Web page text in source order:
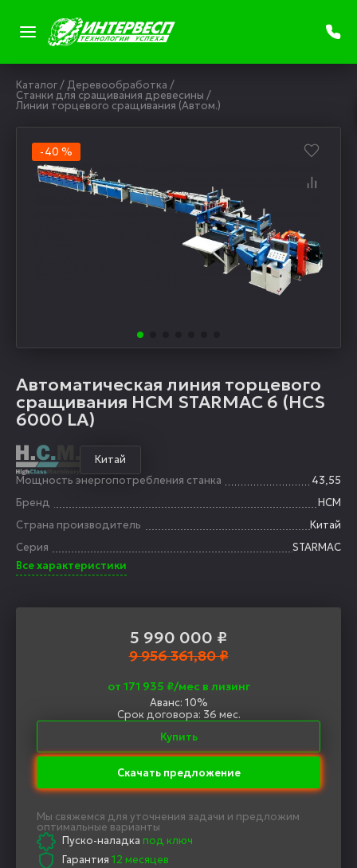
Каталог/ Деревообработка /
Станки для сращивания древесины /
Линии торцевого сращивания (Автом.)
-40 %
Автоматическая линия торцевого
сращивания HCM STARMAC 6 (HCS
6000 LA)
Китай
Мощность энергопотребления станка
43,55
Бренд
HCM
Страна производитель
Китай
Серия
STARMAC
Все характеристики
5 990 000 ₽
9 956 361,80 ₽
от 171 935 ₽/мес в лизинг
Аванс: 10%
Срок договора: 36 мес.
Купить
Скачать предложение
Мы свяжемся для уточнения задачи и предложим
оптимальные варианты
Пуско-наладка под ключ
Гарантия 12 месяцев